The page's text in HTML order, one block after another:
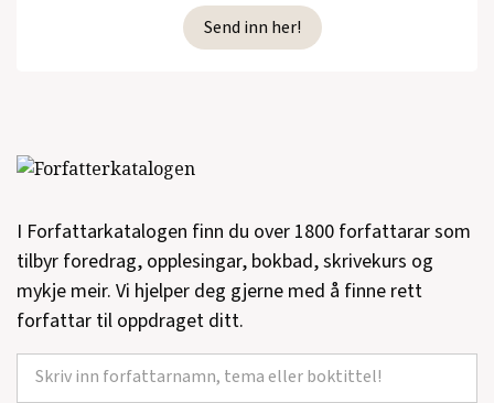
Send inn her!
I Forfattarkatalogen finn du over 1800 forfattarar som
tilbyr foredrag, opplesingar, bokbad, skrivekurs og
mykje meir. Vi hjelper deg gjerne med å finne rett
forfattar til oppdraget ditt.